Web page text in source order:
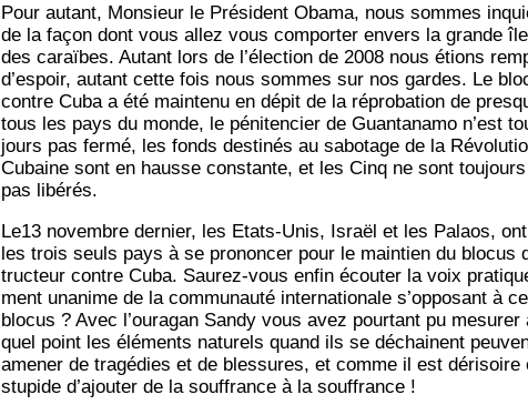
Pour autant, Mon­sieur le Pré­sident Oba­ma, nous sommes
de la façon dont vous allez vous com­por­ter envers la grande île
des caraïbes. Autant lors de l’élection de 2008 nous étions
d’espoir, autant cette fois nous sommes sur nos gardes. Le
contre Cuba a été main­te­nu en dépit de la répro­ba­tion de
tous les pays du monde, le péni­ten­cier de Guan­ta­na­mo n’est
jours pas fer­mé, les fonds des­ti­nés au sabo­tage de la
Cubaine sont en hausse constante, et les Cinq ne sont tou­jours
pas libérés.
Le13 novembre der­nier, les Etats-Unis, Israël et les Palaos,
les trois seuls pays à se pro­non­cer pour le main­tien du blo­cus
truc­teur contre Cuba. Sau­rez-vous enfin écou­ter la voix
ment una­nime de la com­mu­nau­té inter­na­tio­nale s’opposant à ce
blo­cus ? Avec l’ouragan San­dy vous avez pour­tant pu mesu­rer
quel point les élé­ments natu­rels quand ils se déchainent
ame­ner de tra­gé­dies et de bles­sures, et comme il est déri­soire
stu­pide d’ajouter de la souf­france à la souffrance !